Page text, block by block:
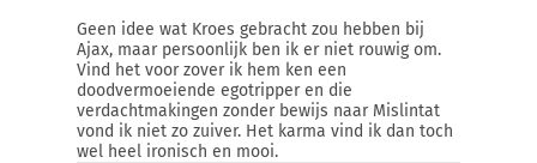
Geen idee wat Kroes gebracht zou hebben bij
Ajax, maar persoonlijk ben ik er niet rouwig om.
Vind het voor zover ik hem ken een
doodvermoeiende egotripper en die
verdachtmakingen zonder bewijs naar Mislintat
vond ik niet zo zuiver. Het karma vind ik dan toch
wel heel ironisch en mooi.